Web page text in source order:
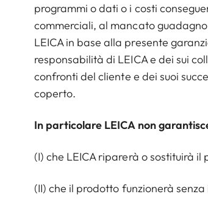
programmi o dati o i costi
commerciali, al mancato
LEICA in base alla presente
responsabilità di LEICA e dei sui
confronti del cliente e dei suoi
coperto.
In particolare LEICA non
(I) che LEICA riparerà o sostituirà
(II) che il prodotto funzionerà